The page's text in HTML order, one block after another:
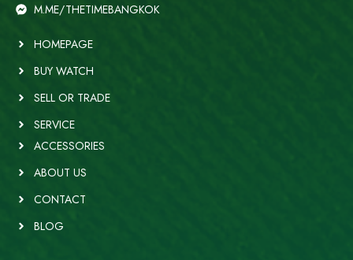
M.ME/THETIMEBANGKOK
HOMEPAGE
BUY WATCH
SELL OR TRADE
SERVICE
ACCESSORIES
ABOUT US
CONTACT
BLOG